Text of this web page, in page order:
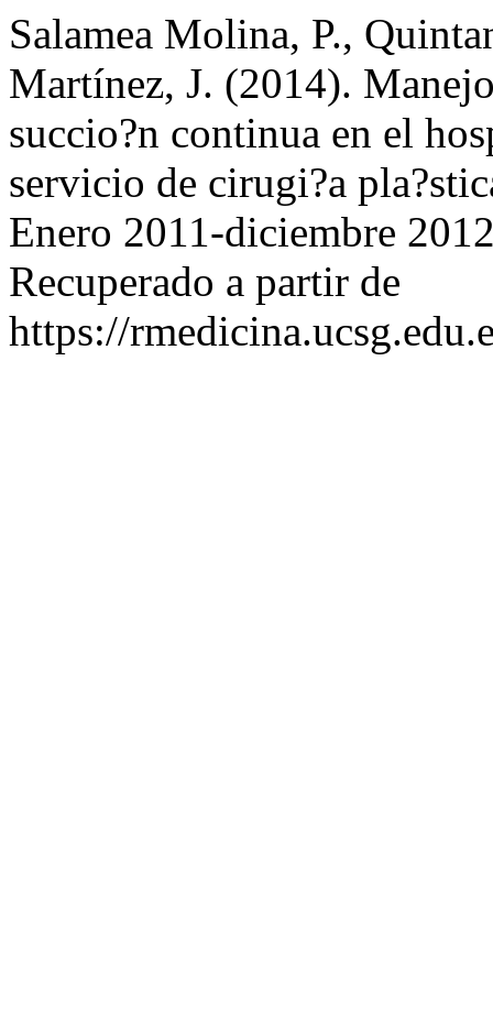
Salamea Molina, P.,
Martínez, J. (2014).
succio?n continua en el
servicio de cirugi?a
Enero 2011-diciembre
Recuperado a partir de
https://